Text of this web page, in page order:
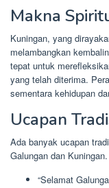
Makna
Kuningan, yang
melambangkan
tepat untuk
yang telah diterima.
sementara kehidupan
Ucapan
Ada banyak ucapan
Galungan dan
“Selamat